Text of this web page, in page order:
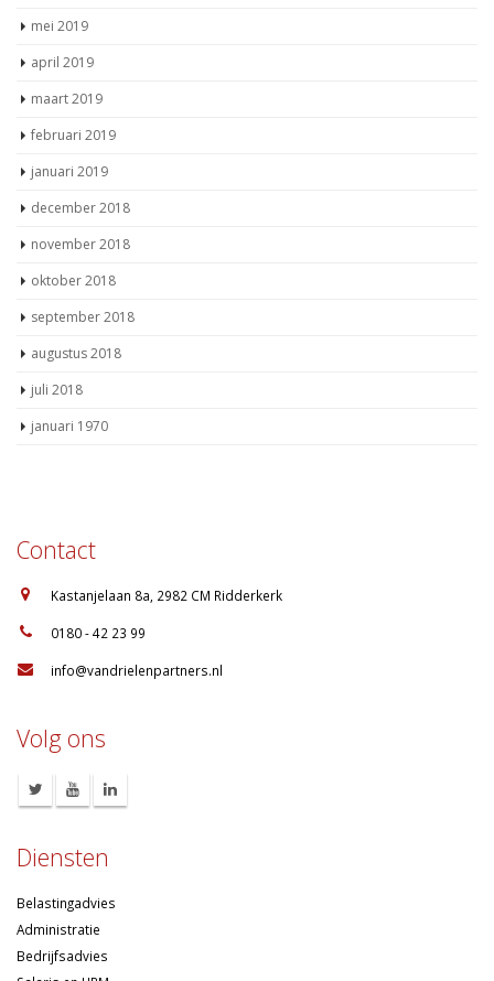
mei 2019
april 2019
maart 2019
februari 2019
januari 2019
december 2018
november 2018
oktober 2018
september 2018
augustus 2018
juli 2018
januari 1970
Contact
Kastanjelaan 8a, 2982 CM Ridderkerk
0180 - 42 23 99
info@vandrielenpartners.nl
Volg ons
Diensten
Belastingadvies
Administratie
Bedrijfsadvies